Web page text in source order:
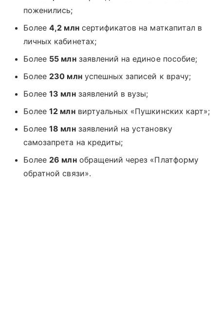
поженились;
Более4,2 млнсертификатов на маткапитал в
личных кабинетах;
Более 55 млнзаявлений на единое пособие;
Более 230 млнуспешных записей к врачу;
Более13 млнзаявлений в вузы;
Более12 млнвиртуальных «Пушкинских карт»;
Более18 млнзаявлений на установку
самозапрета на кредиты;
Более 26 млнобращений через «Платформу
обратной связи».